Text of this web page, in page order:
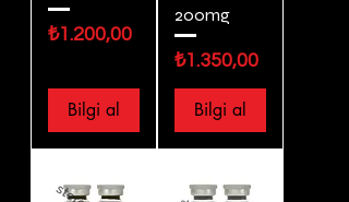
Fiyat
₺1.200,00
Bilgi al
200mg
Fiyat
₺1.350,00
Bilgi al